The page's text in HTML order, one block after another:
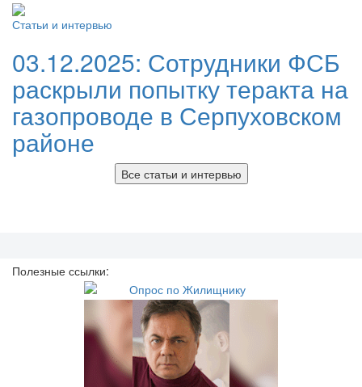
Статьи и интервью
03.12.2025: Сотрудники ФСБ
раскрыли попытку теракта на
газопроводе в Серпуховском
районе
Все статьи и интервью
Полезные ссылки: